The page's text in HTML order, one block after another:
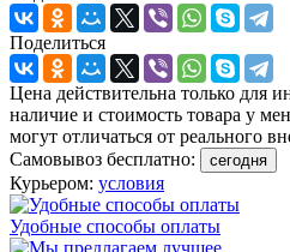
Поделиться
Цена действительна только для
наличие и стоимость товара у
могут отличаться от реального
Самовывоз бесплатно:
сегодня
Курьером: условия
Удобные способы оплаты